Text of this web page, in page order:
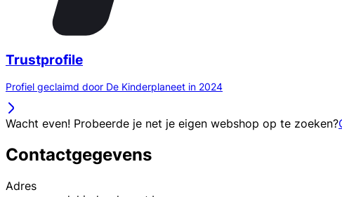
Trustprofile
Profiel geclaimd door De Kinderplaneet in 2024
Wacht even! Probeerde je net je eigen webshop op te zoeken?
Contactgegevens
Adres